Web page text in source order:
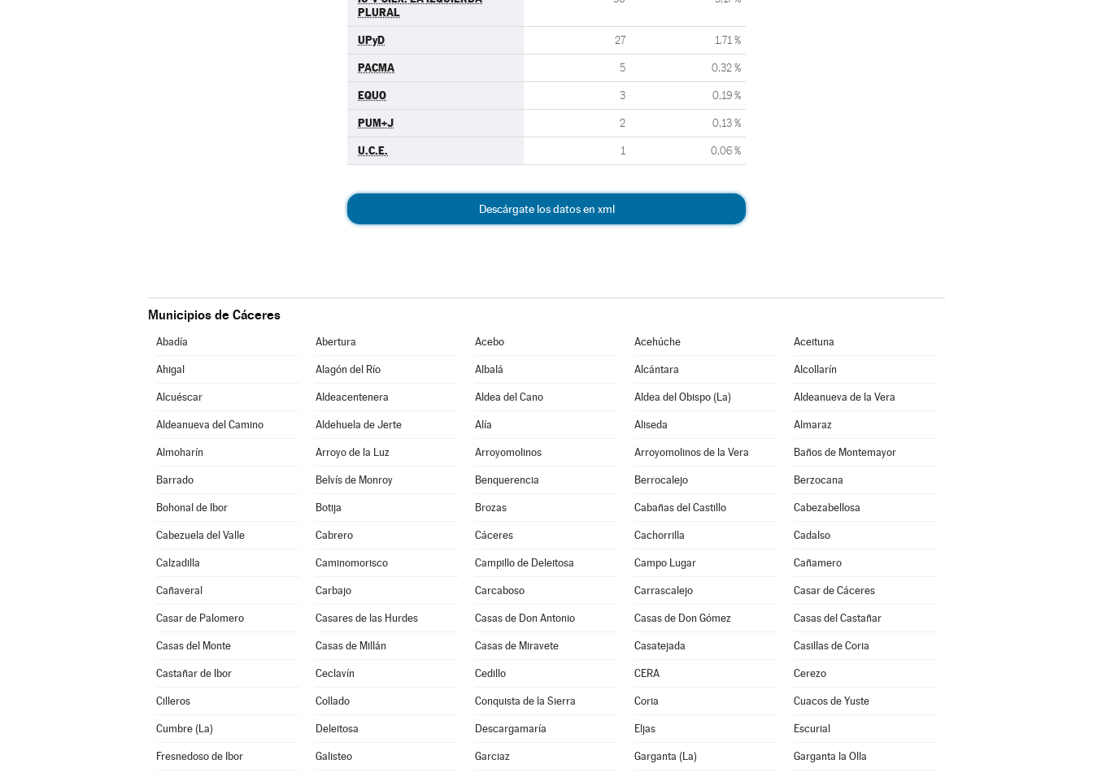
PLURAL
UPyD 27 1,71 %
PACMA 5 0,32 %
EQUO 3 0,19 %
PUM+J 2 0,13 %
U.C.E. 1 0,06 %
Descárgate los datos en xml
Municipios de Cáceres
Abadía Abertura Acebo Acehúche Aceituna
Ahigal Alagón del Río Albalá Alcántara Alcollarín
Alcuéscar Aldeacentenera Aldea del Cano Aldea del Obispo (La) Aldeanueva de la Vera
Aldeanueva del Camino Aldehuela de Jerte Alía Aliseda Almaraz
Almoharín Arroyo de la Luz Arroyomolinos Arroyomolinos de la Vera Baños de Montemayor
Barrado Belvís de Monroy Benquerencia Berrocalejo Berzocana
Bohonal de Ibor Botija Brozas Cabañas del Castillo Cabezabellosa
Cabezuela del Valle Cabrero Cáceres Cachorrilla Cadalso
Calzadilla Caminomorisco Campillo de Deleitosa Campo Lugar Cañamero
Cañaveral Carbajo Carcaboso Carrascalejo Casar de Cáceres
Casar de Palomero Casares de las Hurdes Casas de Don Antonio Casas de Don Gómez Casas del Castañar
Casas del Monte Casas de Millán Casas de Miravete Casatejada Casillas de Coria
Castañar de Ibor Ceclavín Cedillo CERA Cerezo
Cilleros Collado Conquista de la Sierra Coria Cuacos de Yuste
Cumbre (La) Deleitosa Descargamaría Eljas Escurial
Fresnedoso de Ibor Galisteo Garciaz Garganta (La) Garganta la Olla